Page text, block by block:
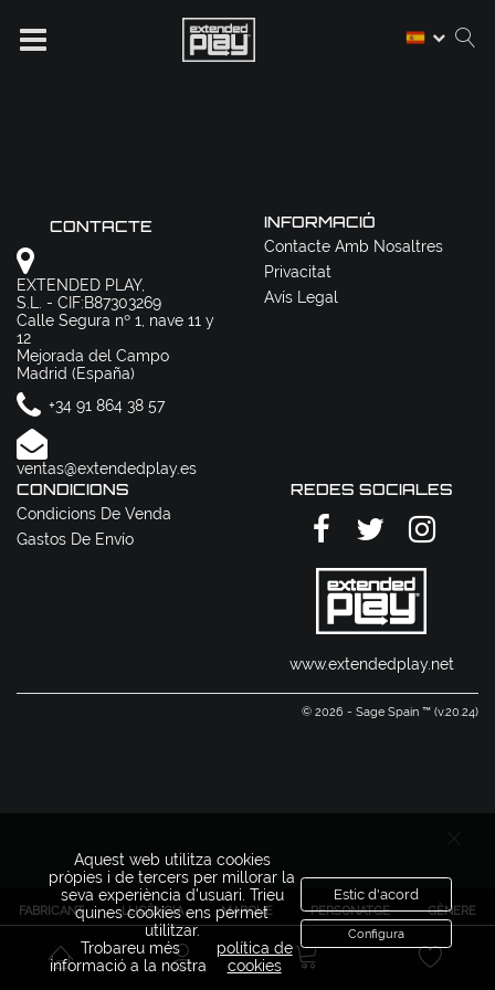
FABRICANT LLICÈNCIA MARQUE PERSONATGE GÈNERE
CONTACTE
EXTENDED PLAY,
S.L. - CIF:B87303269
Calle Segura nº 1, nave 11 y
12
Mejorada del Campo
Madrid (España)
+34 91 864 38 57
ventas@extendedplay.es
INFORMACIÓ
Contacte Amb Nosaltres
Privacitat
Avís Legal
CONDICIONS
Condicions De Venda
Gastos De Envío
REDES SOCIALES
www.extendedplay.net
© 2026 - Sage Spain ™ (v.20.24)
Aquest web utilitza cookies
pròpies i de tercers per millorar la
seva experiència d'usuari. Trieu
quines cookies ens permet
utilitzar.
Trobareu més
informació a la nostra
política de
cookies
Estic d'acord
Configura